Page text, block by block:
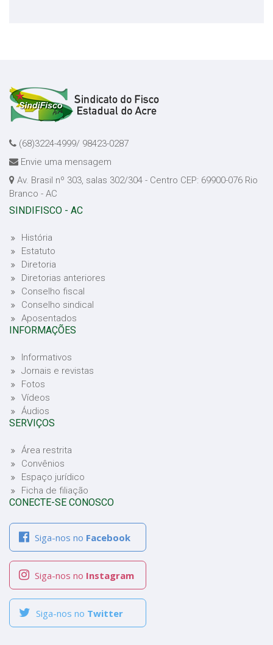
(68)3224-4999/ 98423-0287
Envie uma mensagem
Av. Brasil nº 303, salas 302/304 - Centro CEP: 69900-076 Rio
Branco - AC
SINDIFISCO - AC
História
Estatuto
Diretoria
Diretorias anteriores
Conselho fiscal
Conselho sindical
Aposentados
INFORMAÇÕES
Informativos
Jornais e revistas
Fotos
Vídeos
Áudios
SERVIÇOS
Área restrita
Convênios
Espaço jurídico
Ficha de filiação
CONECTE-SE CONOSCO
Siga-nos no Facebook
Siga-nos no Instagram
Siga-nos no Twitter